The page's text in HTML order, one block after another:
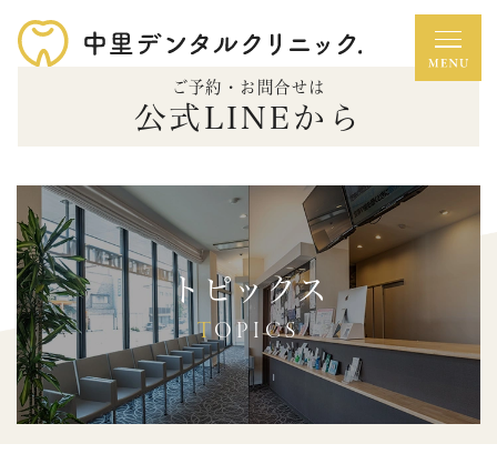
ご予約・お問合せは
公式LINEから
トピックス
TOPICS